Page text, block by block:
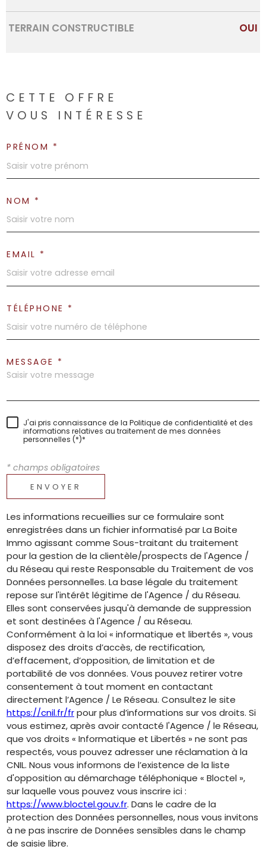
TERRAIN CONSTRUCTIBLE OUI
CETTE OFFRE
VOUS INTÉRESSE
PRÉNOM *
NOM *
EMAIL *
TÉLÉPHONE *
MESSAGE *
J'ai pris connaissance de la Politique de confidentialité et des
informations relatives au traitement de mes données
personnelles (*)*
* champs obligatoires
ENVOYER
Les informations recueillies sur ce formulaire sont
enregistrées dans un fichier informatisé par La Boite
Immo agissant comme Sous-traitant du traitement
pour la gestion de la clientèle/prospects de l'Agence /
du Réseau qui reste Responsable du Traitement de vos
Données personnelles. La base légale du traitement
repose sur l'intérêt légitime de l'Agence / du Réseau.
Elles sont conservées jusqu'à demande de suppression
et sont destinées à l'Agence / au Réseau.
Conformément à la loi « informatique et libertés », vous
disposez des droits d’accès, de rectification,
d’effacement, d’opposition, de limitation et de
portabilité de vos données. Vous pouvez retirer votre
consentement à tout moment en contactant
directement l’Agence / Le Réseau. Consultez le site
https://cnil.fr/frpour plus d’informations sur vos droits. Si
vous estimez, après avoir contacté l'Agence / le Réseau,
que vos droits « Informatique et Libertés » ne sont pas
respectés, vous pouvez adresser une réclamation à la
CNIL. Nous vous informons de l’existence de la liste
d'opposition au démarchage téléphonique « Bloctel »,
sur laquelle vous pouvez vous inscrire ici :
https://www.bloctel.gouv.fr. Dans le cadre de la
protection des Données personnelles, nous vous invitons
à ne pas inscrire de Données sensibles dans le champ
de saisie libre.